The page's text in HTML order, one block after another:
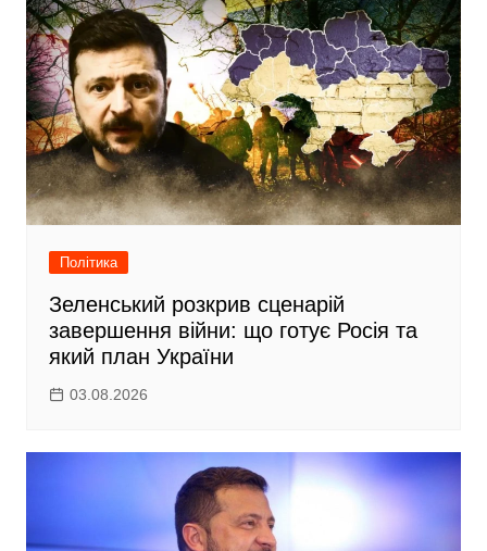
Політика
Зеленський розкрив сценарій
завершення війни: що готує Росія та
який план України
03.08.2026